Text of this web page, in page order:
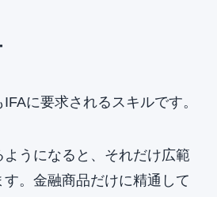
に要求されるスキルです。
うになると、それだけ広範
。金融商品だけに精通して